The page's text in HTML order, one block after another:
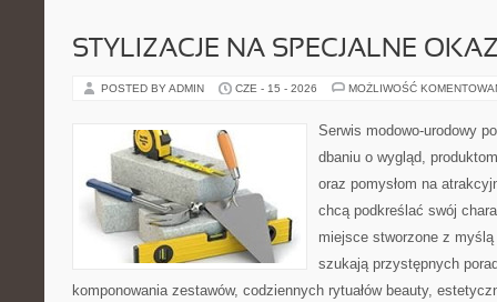
STYLIZACJE NA SPECJALNE
POSTED BY ADMIN CZE - 15 - 2026 MOŻLIWOŚĆ
Serwis modowo-urodowy
dbaniu o wygląd,
oraz pomysłom na
chcą podkreślać swój
miejsce stworzone z
szukają przystępnych
komponowania zestawów, codziennych rytuałów beauty,